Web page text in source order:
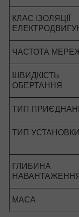
КЛАС ІЗОЛЯЦІЇ
ЧАСТОТА
ШВИДКІСТЬ
ОБЕРТАННЯ
ТИП
ТИП УСТАНОВКИ
ГЛИБИНА
МАСА